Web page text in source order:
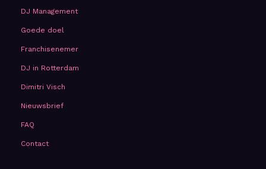
DJ Management
Goede doel
Franchisenemer
DJ in Rotterdam
Dimitri Visch
Nieuwsbrief
FAQ
Contact